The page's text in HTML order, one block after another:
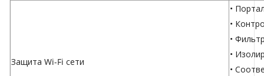
Защита Wi-Fi сети
•
•
•
•
•